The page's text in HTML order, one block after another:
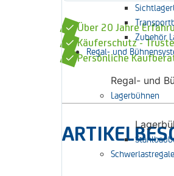
Zubehör
Regal- und
Regal- und
Lagerbühnen
Schwerlastregale
Über 20 Jahre
Käuferschutz -
Persönliche